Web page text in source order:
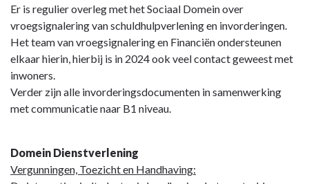
Er is regulier overleg met het Sociaal Domein over
vroegsignalering van schuldhulpverlening en invorderingen.
Het team van vroegsignalering en Financiën ondersteunen
elkaar hierin, hierbij is in 2024 ook veel contact geweest met
inwoners.
Verder zijn alle invorderingsdocumenten in samenwerking
met communicatie naar B1 niveau.
Domein Dienstverlening
Vergunningen, Toezicht en Handhaving: